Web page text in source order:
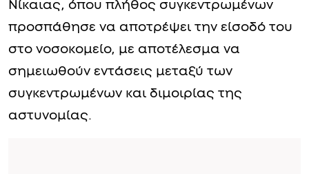
Νίκαιας, όπου πλήθος συγκεντρωμένων
προσπάθησε να αποτρέψει την είσοδό του
στο νοσοκομείο, με αποτέλεσμα να
σημειωθούν εντάσεις μεταξύ των
συγκεντρωμένων και διμοιρίας της
αστυνομίας.